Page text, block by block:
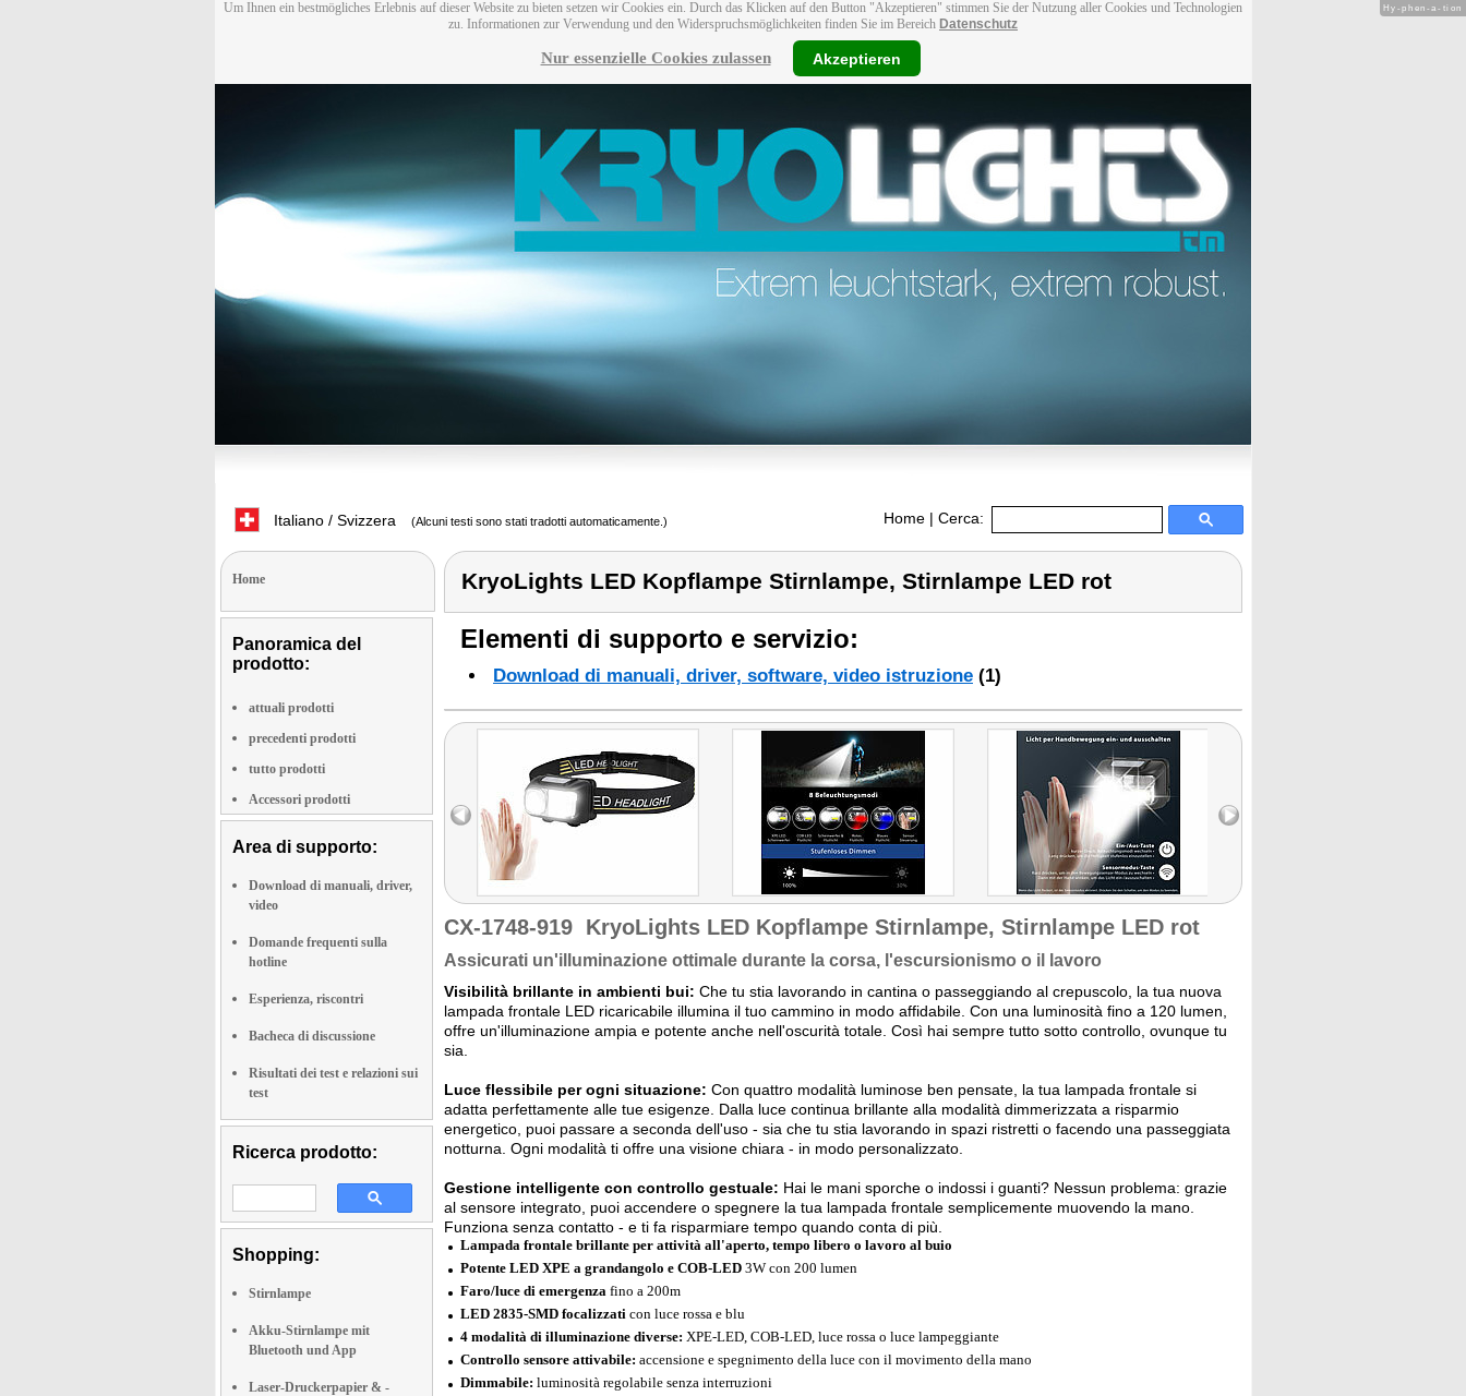
Um Ihnen ein bestmögliches Erlebnis auf dieser Website zu bieten setzen wir Cookies ein. Durch das Klicken auf den Button "Akzeptieren" stimmen Sie der Nutzung aller Cookies und Technologien
zu. Informationen zur Verwendung und den Widerspruchsmöglichkeiten finden Sie im Bereich Datenschutz
Nur essenzielle Cookies zulassen Akzeptieren
Italiano / Svizzera (Alcuni testi sono stati tradotti automaticamente.) Home | Cerca:
Home
Panoramica del
prodotto:
attuali prodotti
precedenti prodotti
tutto prodotti
Accessori prodotti
Area di supporto:
Download di manuali, driver,
video
Domande frequenti sulla
hotline
Esperienza, riscontri
Bacheca di discussione
Risultati dei test e relazioni sui
test
Ricerca prodotto:
Shopping:
Stirnlampe
Akku-Stirnlampe mit
Bluetooth und App
Laser-Druckerpapier & -
KryoLights LED Kopflampe Stirnlampe, Stirnlampe LED rot
Elementi di supporto e servizio:
Download di manuali, driver, software, video istruzione (1)
CX-1748-919 KryoLights LED Kopflampe Stirnlampe, Stirnlampe LED rot
Assicurati un'illuminazione ottimale durante la corsa, l'escursionismo o il lavoro
Visibilità brillante in ambienti bui: Che tu stia lavorando in cantina o passeggiando al crepuscolo, la tua nuova
lampada frontale LED ricaricabile illumina il tuo cammino in modo affidabile. Con una luminosità fino a 120 lumen,
offre un'illuminazione ampia e potente anche nell'oscurità totale. Così hai sempre tutto sotto controllo, ovunque tu
sia.
Luce flessibile per ogni situazione: Con quattro modalità luminose ben pensate, la tua lampada frontale si
adatta perfettamente alle tue esigenze. Dalla luce continua brillante alla modalità dimmerizzata a risparmio
energetico, puoi passare a seconda dell'uso - sia che tu stia lavorando in spazi ristretti o facendo una passeggiata
notturna. Ogni modalità ti offre una visione chiara - in modo personalizzato.
Gestione intelligente con controllo gestuale: Hai le mani sporche o indossi i guanti? Nessun problema: grazie
al sensore integrato, puoi accendere o spegnere la tua lampada frontale semplicemente muovendo la mano.
Funziona senza contatto - e ti fa risparmiare tempo quando conta di più.
Lampada frontale brillante per attività all'aperto, tempo libero o lavoro al buio
Potente LED XPE a grandangolo e COB-LED 3W con 200 lumen
Faro/luce di emergenza fino a 200m
LED 2835-SMD focalizzati con luce rossa e blu
4 modalità di illuminazione diverse: XPE-LED, COB-LED, luce rossa o luce lampeggiante
Controllo sensore attivabile: accensione e spegnimento della luce con il movimento della mano
Dimmabile: luminosità regolabile senza interruzioni
Hy-phen-a-tion